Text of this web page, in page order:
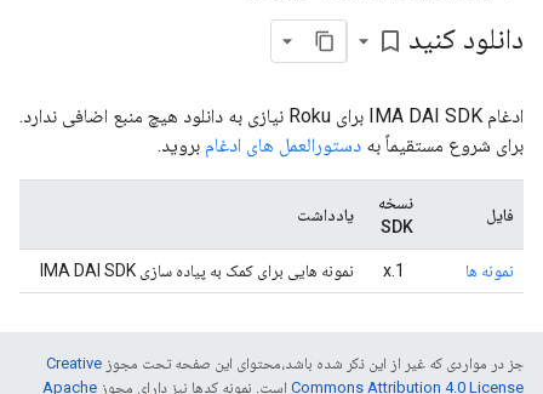
دانلود کنید bookmark_border
ادغام IMA DAI SDK برای Roku نیازی به دانلود هیچ منبع اضافی ندارد.
برای شروع مستقیماً به دستورالعمل های ادغام بروید.
فایل
نسخه
SDK
یادداشت
نمونه ها 1.x نمونه هایی برای کمک به پیاده سازی IMA DAI SDK
جز در مواردی که غیر از این ذکر شده باشد،‌محتوای این صفحه تحت مجوز Creative
Commons Attribution 4.0 License است. نمونه کدها نیز دارای مجوز Apache